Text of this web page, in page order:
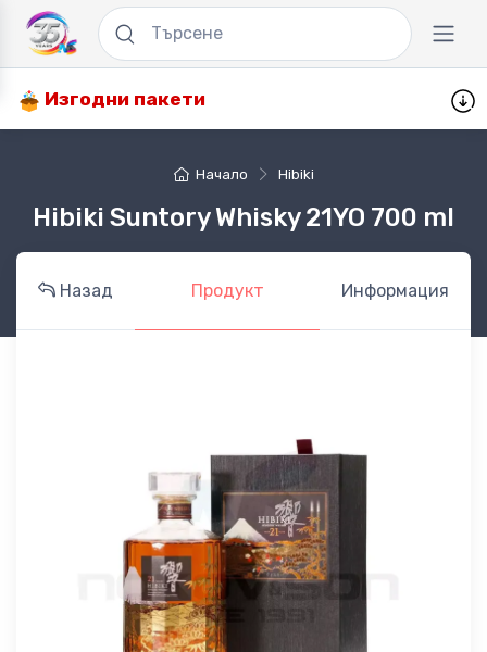
Изгодни пакети
Начало Hibiki
Hibiki Suntory Whisky 21YO 700 ml
Назад Продукт Информация